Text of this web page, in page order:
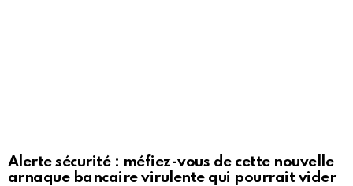
Alerte sécurité : méfiez-vous de cette nouvelle
arnaque bancaire virulente qui pourrait vider